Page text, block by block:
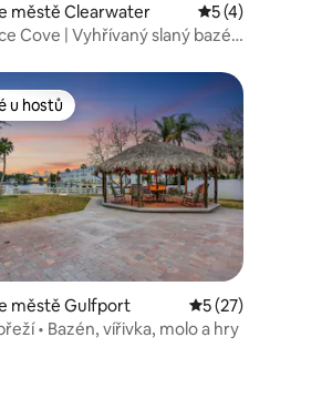
z 5, 119 hodnocení
městě Clearwater Průměrné
5 (4)
Cove | Vyhřívaný slaný bazén
z 5, 180 hodnocení
u hostů
u hostů
městě Gulfport Průměrné
5 (27)
• Bazén, vířivka, molo a hry